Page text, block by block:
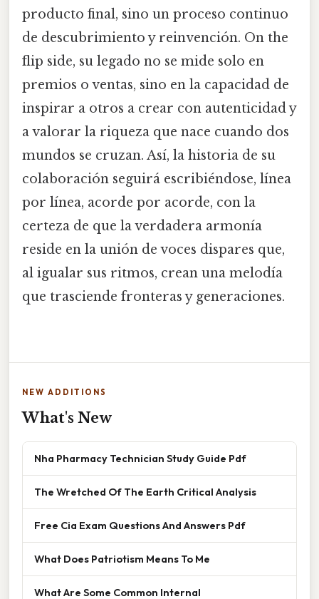
producto final, sino un proceso continuo
de descubrimiento y reinvención. On the
flip side, su legado no se mide solo en
premios o ventas, sino en la capacidad de
inspirar a otros a crear con autenticidad y
a valorar la riqueza que nace cuando dos
mundos se cruzan. Así, la historia de su
colaboración seguirá escribiéndose, línea
por línea, acorde por acorde, con la
certeza de que la verdadera armonía
reside en la unión de voces dispares que,
al igualar sus ritmos, crean una melodía
que trasciende fronteras y generaciones.
NEW ADDITIONS
What's New
Nha Pharmacy Technician Study Guide Pdf
The Wretched Of The Earth Critical Analysis
Free Cia Exam Questions And Answers Pdf
What Does Patriotism Means To Me
What Are Some Common Internal